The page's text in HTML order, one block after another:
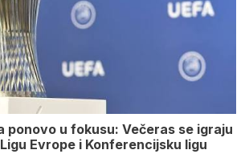
ponovo u fokusu: Večeras se igraju
Evrope i Konferencijsku ligu